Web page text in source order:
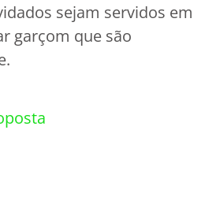
sejam servidos em
garçom que são